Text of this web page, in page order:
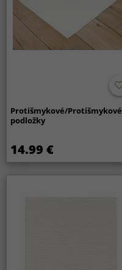
Protišmykové/Protišmykové
podložky
14.99 €